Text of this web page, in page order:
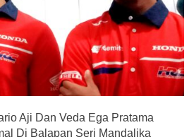
Aji Dan Veda Ega Pratama
Di Balapan Seri Mandalika